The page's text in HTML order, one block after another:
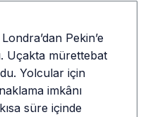
Pekin’e
Uçakta mürettebat
Yolcular için
imkânı
süre içinde